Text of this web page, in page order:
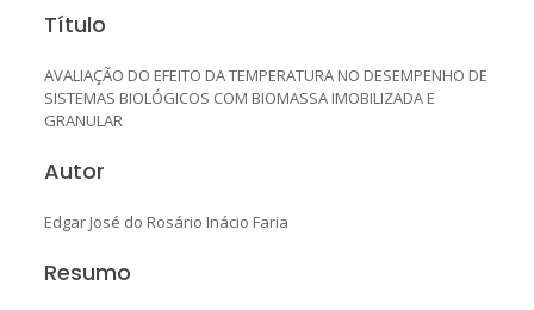
Título
AVALIAÇÃO DO EFEITO DA TEMPERATURA NO DESEMPENHO DE
SISTEMAS BIOLÓGICOS COM BIOMASSA IMOBILIZADA E
GRANULAR
Autor
Edgar José do Rosário Inácio Faria
Resumo